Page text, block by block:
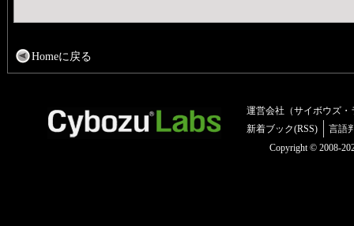
Homeに戻る
運営会社（サイボウズ・
新着ブック(RSS)
言語
Copyright © 2008-